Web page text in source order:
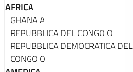
AFRICA
GHANAA
REPUBBLICA DEL CONGO O
REPUBBLICA DEMOCRATICA DEL
CONGO O